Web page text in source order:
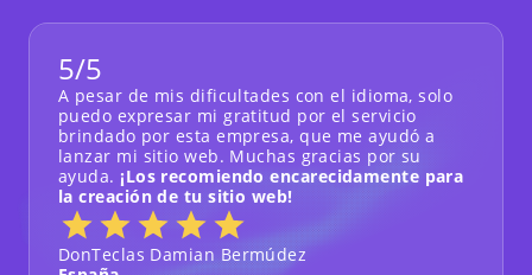
5/5
A pesar de mis dificultades con el idioma, solo
puedo expresar mi gratitud por el servicio
brindado por esta empresa, que me ayudó a
lanzar mi sitio web. Muchas gracias por su
ayuda. ¡Los recomiendo encarecidamente para
la creación de tu sitio web!
DonTeclas Damian Bermúdez